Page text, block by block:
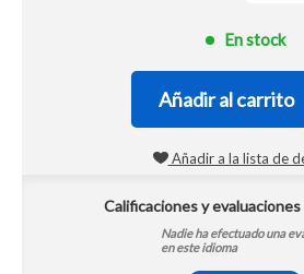
En stock
Añadir al carrito
Añadir a la lista de
Calificaciones y
Nadie ha efectuado una
en este idioma